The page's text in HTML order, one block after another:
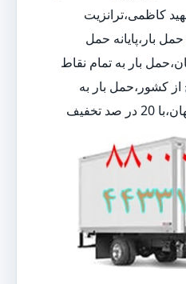
کاظمی،ترانزیت
حمل بار،پایانه حمل
بار به تمام نقاط
کشور،حمل بار به
تخفیف